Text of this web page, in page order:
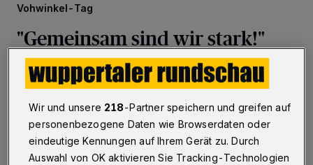
Vohwinkel-Tag
"Gemeinsam sind wir stark!"
Wuppertal ·Mit Rotstift im Kalender eingetragen ist das
letzte Wochenende im September sicher nicht nur bei
den "Aktion V"-Vorsitzenden Michael Spitzer und
Annette Rabe, sondern auch bei bei vielen
Wuppertalern über Vohwinkel hinaus.
Wir und unsere 218-Partner speichern und greifen auf
personenbezogene Daten wie Browserdaten oder
eindeutige Kennungen auf Ihrem Gerät zu. Durch
Auswahl von OK aktivieren Sie Tracking-Technologien